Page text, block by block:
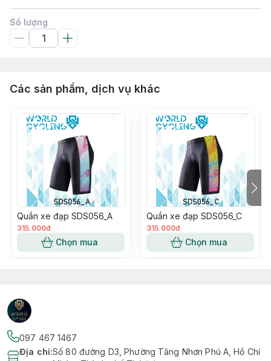
Số lượng
Các sản phẩm, dịch vụ khác
Quần xe đạp SDS056_A
315.000đ
Chọn mua
Quần xe đạp SDS056_C
315.000đ
Chọn mua
097 467 1467
Địa chỉ:Số 80 đường D3, Phường Tăng Nhơn Phú A, Hồ Chí